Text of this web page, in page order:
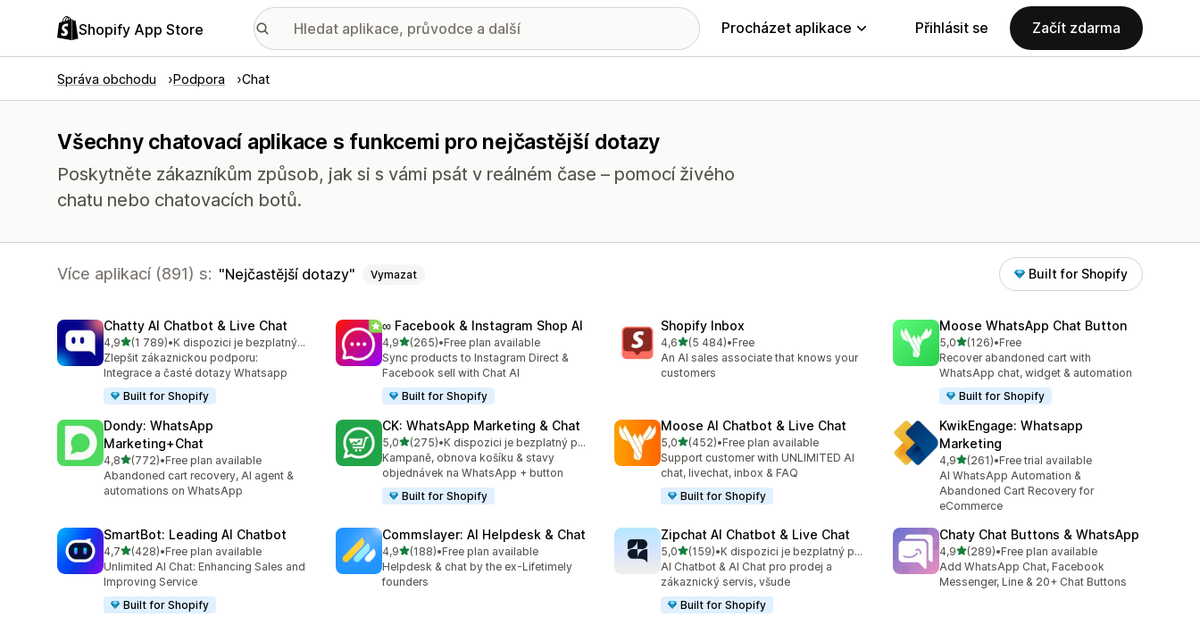
Shopify App Store Procházet aplikace Přihlásit se Začít zdarma
Správa obchodu Podpora Chat
Všechny chatovací aplikace s funkcemi pro nejčastější dotazy
Poskytněte zákazníkům způsob, jak si s vámi psát v reálném čase – pomocí živého
chatu nebo chatovacích botů.
Více aplikací (891) s: Nejčastější dotazy Vymazat Built for Shopify
Chatty AI Chatbot & Live Chat
4,9z 5 hvězd
(1 789)
Celkový počet recenzí: 1789
•
K dispozici je bezplatný plán
Zlepšit zákaznickou podporu:
Integrace a časté dotazy Whatsapp
Built for Shopify
∞ Facebook & Instagram Shop AI
4,9z 5 hvězd
(265)
Celkový počet recenzí: 265
•Free plan available
Sync products to Instagram Direct &
Facebook sell with Chat AI
Built for Shopify
Shopify Inbox
4,6z 5 hvězd
(5 484)
Celkový počet recenzí: 5484
•Free
An AI sales associate that knows your
customers
Moose WhatsApp Chat Button
5,0z 5 hvězd
(126)
Celkový počet recenzí: 126
•Free
Recover abandoned cart with
WhatsApp chat, widget & automation
Built for Shopify
Dondy: WhatsApp
Marketing+Chat
4,8z 5 hvězd
(772)
Celkový počet recenzí: 772
•Free plan available
Abandoned cart recovery, AI agent &
automations on WhatsApp
CK: WhatsApp Marketing & Chat
5,0z 5 hvězd
(275)
Celkový počet recenzí: 275
•
K dispozici je bezplatný plán
Kampaně, obnova košíku & stavy
objednávek na WhatsApp + button
Built for Shopify
Moose AI Chatbot & Live Chat
5,0z 5 hvězd
(452)
Celkový počet recenzí: 452
•Free plan available
Support customer with UNLIMITED AI
chat, livechat, inbox & FAQ
Built for Shopify
KwikEngage: Whatsapp
Marketing
4,9z 5 hvězd
(261)
Celkový počet recenzí: 261
•Free trial available
AI WhatsApp Automation &
Abandoned Cart Recovery for
eCommerce
SmartBot: Leading AI Chatbot
4,7z 5 hvězd
(428)
Celkový počet recenzí: 428
•Free plan available
Unlimited AI Chat: Enhancing Sales and
Improving Service
Built for Shopify
Commslayer: AI Helpdesk & Chat
4,9z 5 hvězd
(188)
Celkový počet recenzí: 188
•Free plan available
Helpdesk & chat by the ex-Lifetimely
founders
Zipchat AI Chatbot & Live Chat
5,0z 5 hvězd
(159)
Celkový počet recenzí: 159
•
K dispozici je bezplatný plán
AI Chatbot & AI Chat pro prodej a
zákaznický servis, všude
Built for Shopify
Chaty Chat Buttons & WhatsApp
4,9z 5 hvězd
(289)
Celkový počet recenzí: 289
•Free plan available
Add WhatsApp Chat, Facebook
Messenger, Line & 20+ Chat Buttons